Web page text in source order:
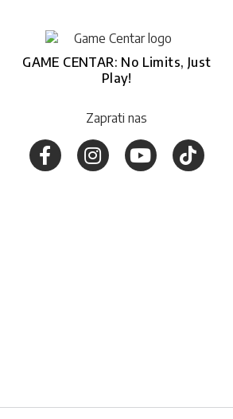
GAME CENTAR: No Limits, Just
Play!
Zaprati nas